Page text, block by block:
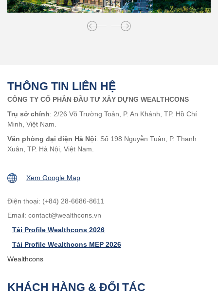
THÔNG TIN LIÊN HỆ
CÔNG TY CỔ PHẦN ĐẦU TƯ XÂY DỰNG WEALTHCONS
Trụ sở chính: 2/26 Võ Trường Toản, P. An Khánh, TP. Hồ Chí
Minh, Việt Nam.
Văn phòng đại diện Hà Nội: Số 198 Nguyễn Tuân, P. Thanh
Xuân, TP. Hà Nội, Việt Nam.
Xem Google Map
Điện thoại: (+84) 28-6686-8611
Email: contact@wealthcons.vn
Tải Profile Wealthcons 2026
Tải Profile Wealthcons MEP 2026
Wealthcons
KHÁCH HÀNG & ĐỐI TÁC